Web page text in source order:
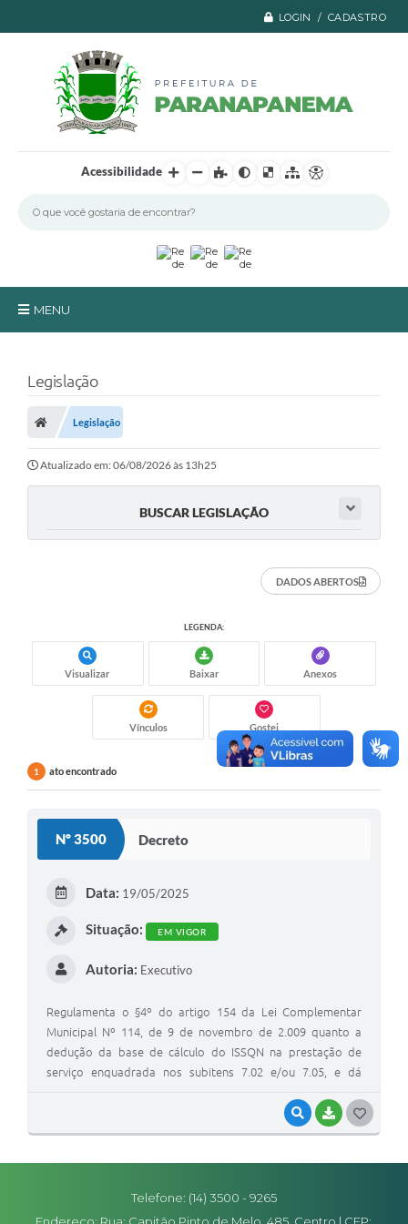
LOGIN / CADASTRO
Acessibilidade
MENU
A Prefeitura
Turismo
Transparência
Fale Conosco
Carta de Serviços
Galeria de Fotos
Transparência
Editais
Legislação
Legislação
Atualizado em: 06/08/2026 às 13h25
BUSCAR LEGISLAÇÃO
DADOS ABERTOS
LEGENDA:
Visualizar Baixar Anexos
Vínculos Gostei
1 ato encontrado
Nº 3500 Decreto
VISUALIZAR
BAIXAR
Data: 19/05/2025
Situação: EM VIGOR
Autoria: Executivo
Regulamenta o §4º do artigo 154 da Lei Complementar
Municipal Nº 114, de 9 de novembro de 2.009 quanto a
dedução da base de cálculo do ISSQN na prestação de
serviço enquadrada nos subitens 7.02 e/ou 7.05, e dá
Telefone: (14) 3500 - 9265